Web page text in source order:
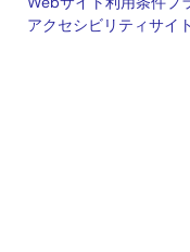
Legal
アクセシビリティサイ